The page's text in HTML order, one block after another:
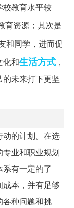
校教育水平较
育资源；其次是
和同学，进而促
化和生活方式 ，
未来打下更坚
的计划。在选
业和职业规划
有一定的了
本，并有足够
各种问题和挑